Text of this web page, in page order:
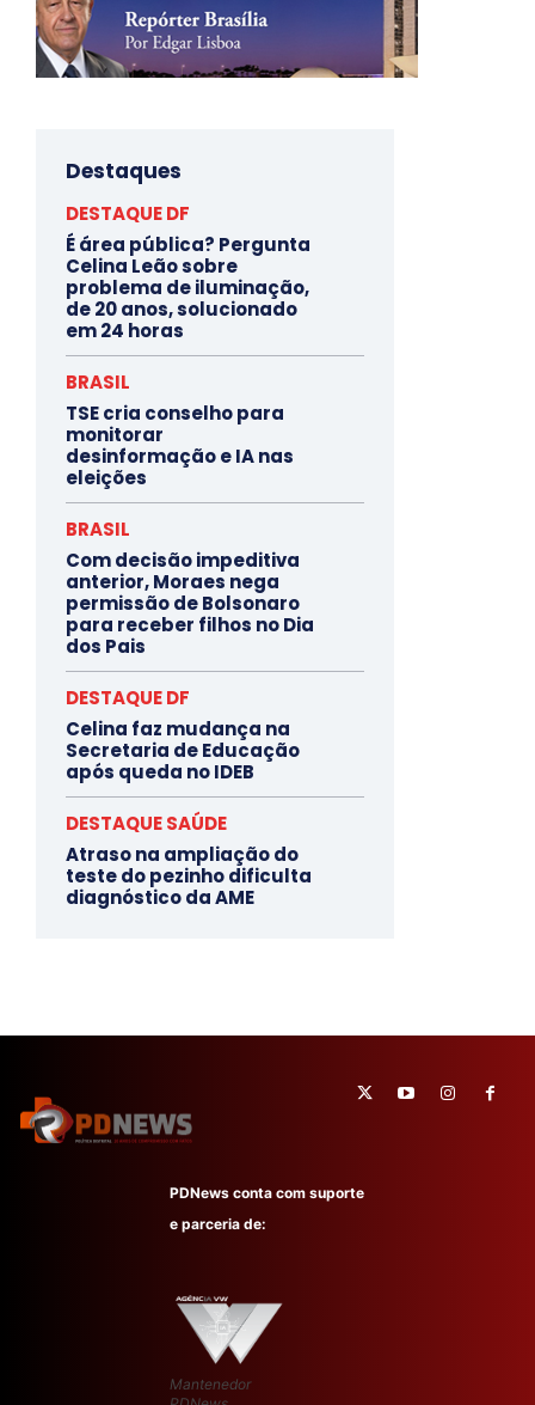
Destaques
DESTAQUE DF
É área pública? Pergunta
Celina Leão sobre
problema de iluminação,
de 20 anos, solucionado
em 24 horas
BRASIL
TSE cria conselho para
monitorar
desinformação e IA nas
eleições
BRASIL
Com decisão impeditiva
anterior, Moraes nega
permissão de Bolsonaro
para receber filhos no Dia
dos Pais
DESTAQUE DF
Celina faz mudança na
Secretaria de Educação
após queda no IDEB
DESTAQUE SAÚDE
Atraso na ampliação do
teste do pezinho dificulta
diagnóstico da AME
PDNews conta com suporte
e parceria de:
Mantenedor